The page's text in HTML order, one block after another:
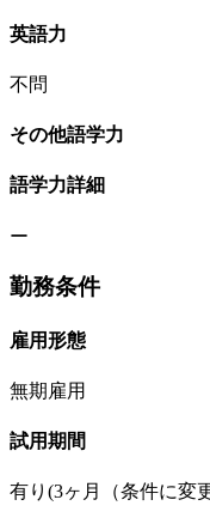
英語力
不問
その他語学力
語学力詳細
ー
勤務条件
雇用形態
無期雇用
試用期間
有り(3ヶ月（条件に変